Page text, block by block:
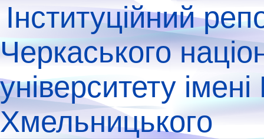
Інституційний
Черкаського
університету
Хмельницького